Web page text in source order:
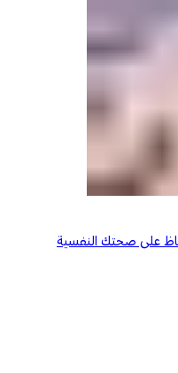
على صحتك النفسية